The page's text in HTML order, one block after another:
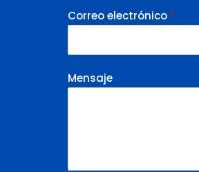
Correo electrónico *
Mensaje